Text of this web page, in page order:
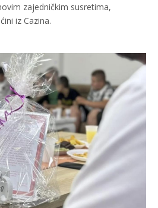
zajedničkim susretima,
iz Cazina.